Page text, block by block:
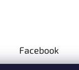
k
Facebook